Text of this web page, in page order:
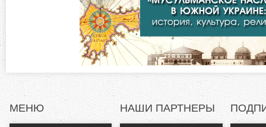
а
л
а
МЕНЮ НАШИ ПАРТНЕРЫ